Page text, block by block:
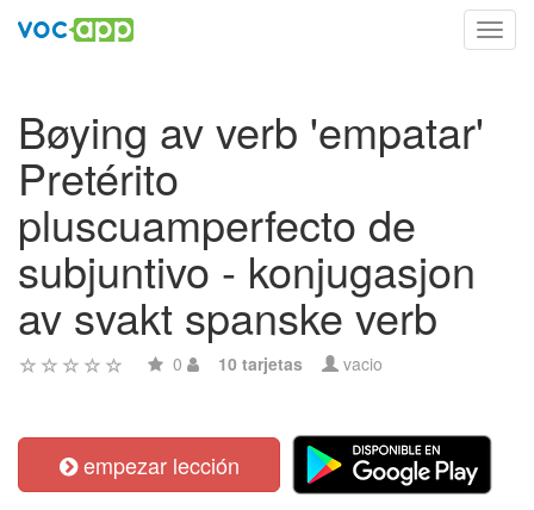
Bøying av verb 'empatar'
Pretérito
pluscuamperfecto de
subjuntivo - konjugasjon
av svakt spanske verb
0 10 tarjetas vacio
empezar lección